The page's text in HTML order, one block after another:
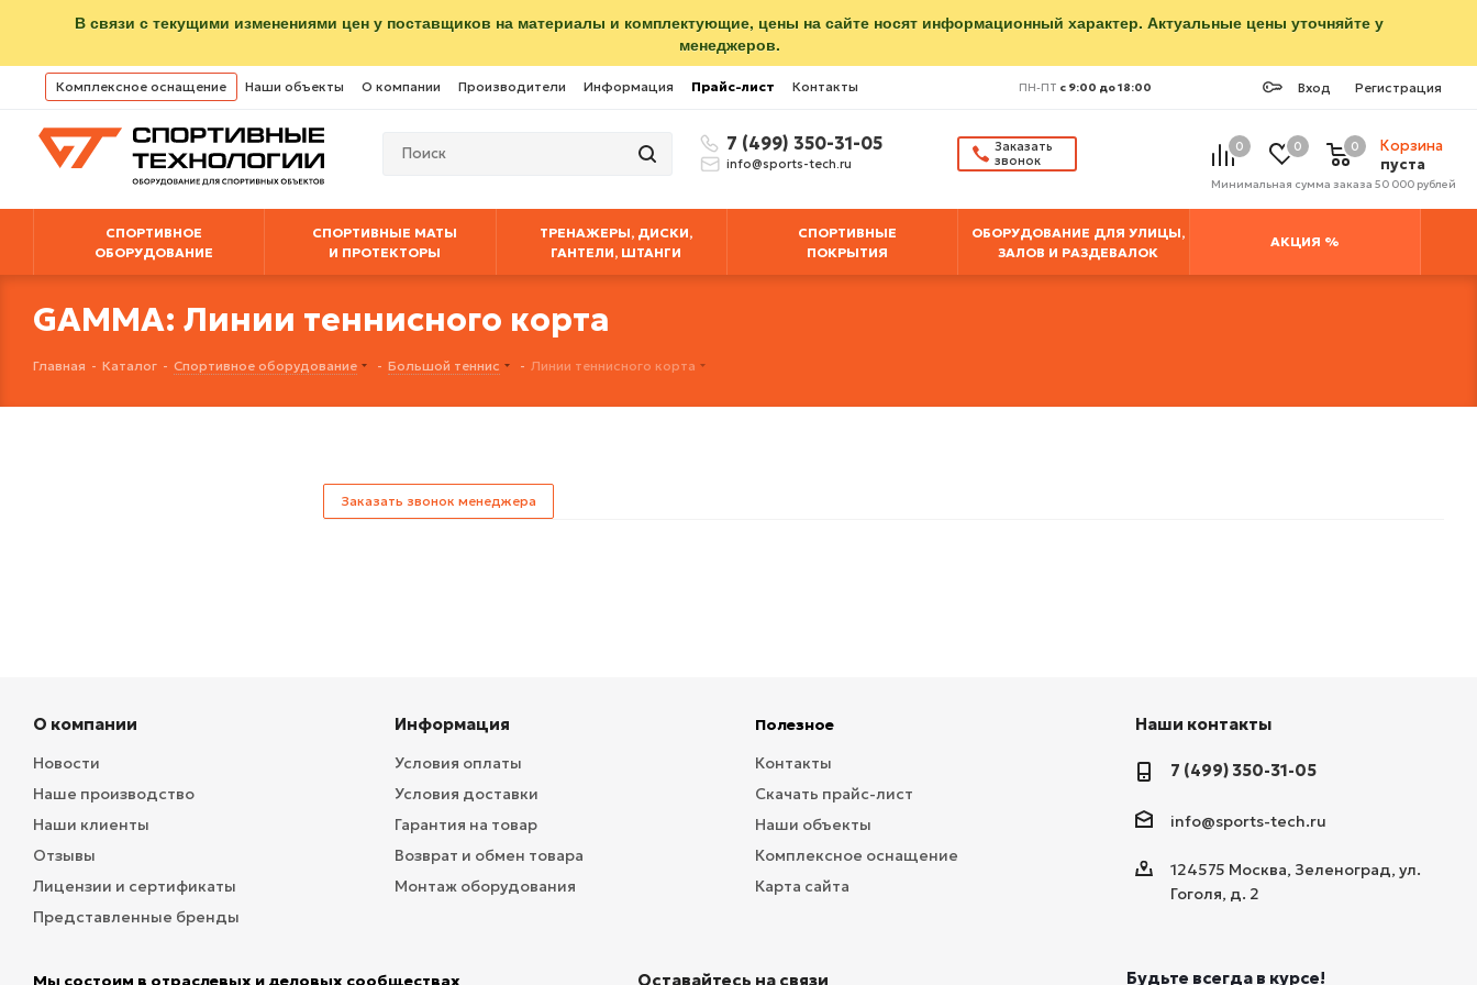
В связи с текущими изменениями цен у поставщиков на материалы и комплектующие, цены на сайте носят информационный характер. Актуальные цены уточняйте у
менеджеров.
Комплексное оснащение Наши объекты О компании Производители Информация Прайс-лист Контакты Вход Регистрация
ПН-ПТ с 9:00 до 18:00
7 (499) 350-31-05
info@sports-tech.ru
Заказать
звонок
0 0
Корзина
пуста
0
Минимальная сумма заказа 50 000 рублей
СПОРТИВНОЕ
ОБОРУДОВАНИЕ
СПОРТИВНЫЕ МАТЫ
И ПРОТЕКТОРЫ
ТРЕНАЖЕРЫ, ДИСКИ,
ГАНТЕЛИ, ШТАНГИ
СПОРТИВНЫЕ
ПОКРЫТИЯ
ОБОРУДОВАНИЕ ДЛЯ УЛИЦЫ,
ЗАЛОВ И РАЗДЕВАЛОК
АКЦИЯ %
GAMMA: Линии теннисного корта
Главная - Каталог - Спортивное оборудование - Большой теннис - Линии теннисного корта
Заказать звонок менеджера
О компании
Новости
Наше производство
Наши клиенты
Отзывы
Лицензии и сертификаты
Представленные бренды
Информация
Условия оплаты
Условия доставки
Гарантия на товар
Возврат и обмен товара
Монтаж оборудования
Полезное
Контакты
Скачать прайс-лист
Наши объекты
Комплексное оснащение
Карта сайта
Наши контакты
7 (499) 350-31-05
info@sports-tech.ru
124575 Москва, Зеленоград, ул.
Гоголя, д. 2
Мы состоим в отраслевых и деловых сообществах Оставайтесь на связи Будьте всегда в курсе!